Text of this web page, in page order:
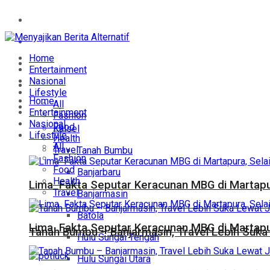
Entertainment
Nasional
Lifestyle
Daerah
Kalsel
Tanah Bumbu
Banjarbaru
Banjarmasin
Batola
Hulu Sungai Tengah
Hulu Sungai Utara
Home
Entertainment
Nasional
Lifestyle
All
Fashion
Food
Health
Travel
Lima Fakta Seputar Keracunan MBG di
Tanah Bumbu – Banjarmasin, Travel Lebih
Home
Entertainment
Nasional
Lifestyle
All
Fashion
Food
Health
Travel
Lima Fakta Seputar Keracunan MBG di